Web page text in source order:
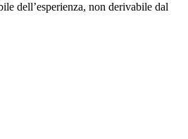
dell’esperienza, non derivabile dal